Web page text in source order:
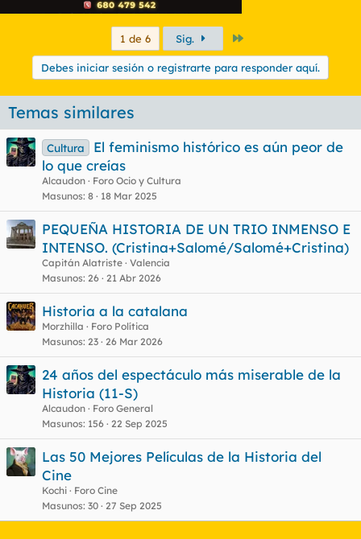
1 de 6 Sig.
Debes iniciar sesión o registrarte para responder aquí.
Temas similares
Cultura
El feminismo histórico es aún peor de
lo que creías
Alcaudon
Foro Ocio y Cultura
Masunos 8 18 Mar 2025
PEQUEÑA HISTORIA DE UN TRIO INMENSO E
INTENSO. (Cristina+Salomé/Salomé+Cristina)
Capitán Alatriste Valencia
Masunos 26 21 Abr 2026
Historia a la catalana
Morzhilla
Foro Política
Masunos 23 26 Mar 2026
24 años del espectáculo más miserable de la
Historia (11-S)
Alcaudon
Foro General
Masunos 156 22 Sep 2025
Las 50 Mejores Películas de la Historia del
Cine
Kochi
Foro Cine
Masunos 30 27 Sep 2025